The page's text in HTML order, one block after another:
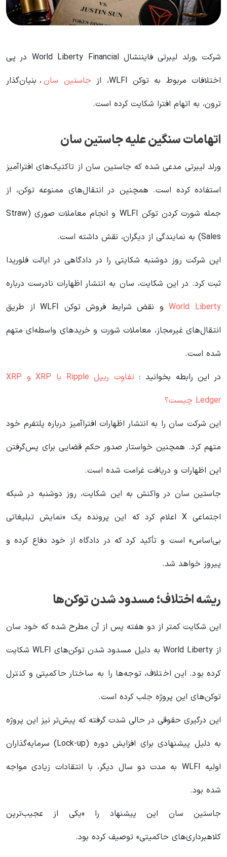
شرکت ,ورلد لیبرتی فایننشال World Liberty Financial در پی
اختلافات مربوط به توکن WLFI، از
جاستین سان، بنیان‌گذار
ترون، به اتهام افترا شکایت کرده است.
اتهامات سنگین علیه جاستین سان
ورلد لیبرتی مدعی شده که جاستین سان از تاکتیک‌های افترا‌آمیز
استفاده کرده است. همچنین در انتقال‌های ممنوعه توکن، از
جمله شورت کردن توکن WLFI و انجام معاملات صوری (Straw
Sales) به نمایندگی از دیگران، نقش داشته است.
این شرکت روز دوشنبه شکایتی را در دادگاهی در ایالت فلوریدا
ثبت کرد. در این شکایت، سان به انتشار اظهارات نادرست درباره
World Liberty
و نقض شرایط فروش توکن WLFI از طریق
انتقال‌های غیرمجاز، معاملات شورت و خریدهای واسطه‌ای متهم
شده است.
در این رابطه بخوانید‌ :
تفاوت ریپل Ripple با XRP و XRP
Ledger چیست؟
این شرکت سان را به انتشار اظهارات افترا‌آمیز درباره پلتفرم خود
متهم کرد. همچنین خواستار صدور حکم قضایی برای پس‌گرفتن
این اظهارات و دریافت غرامت شده است.
جاستین سان در واکنش به این شکایت، روز دوشنبه در شبکه
اجتماعی X اعلام کرد که این پرونده یک «نمایش تبلیغاتی
بی‌اساس» است و تأکید کرد که در دادگاه از خود دفاع کرده و
پیروز خواهد شد.
ریشه اختلاف؛ مسدود شدن توکن‌ها
این شکایت کمتر از دو هفته پس از آن مطرح شده که خود سان
از World Liberty به دلیل مسدود شدن توکن‌های WLFI شکایت
کرده بود. این اختلاف، توجه‌ها را به ساختار حاکمیتی و کنترل
توکن‌های این پروژه جلب کرده است.
این درگیری حقوقی در حالی شدت گرفته که پیش‌تر نیز این پروژه
به دلیل پیشنهادی برای افزایش دوره (Lock-up) سرمایه‌گذاران
اولیه WLFI به مدت دو سال دیگر، با انتقادات زیادی مواجه
شده بود.
جاستین سان این پیشنهاد را «یکی از عجیب‌ترین
کلاهبرداری‌های حاکمیتی» توصیف کرده بود.